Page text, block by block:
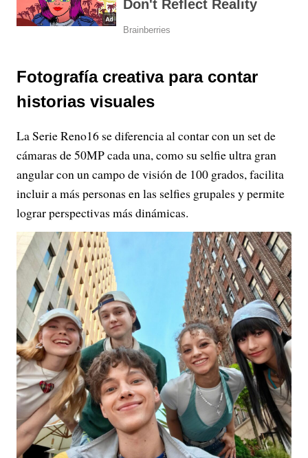
Fotografía creativa para contar
historias visuales
La Serie Reno16 se diferencia al contar con un set de
cámaras de 50MP cada una, como su selfie ultra gran
angular con un campo de visión de 100 grados, facilita
incluir a más personas en las selfies grupales y permite
lograr perspectivas más dinámicas.